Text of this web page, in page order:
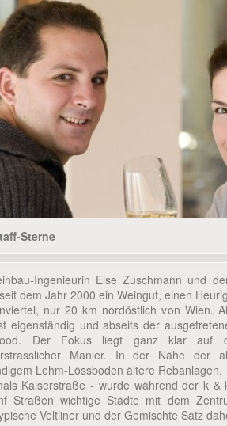
Sterne
Ingenieurin Else Zuschmann und
dem Jahr 2000 ein Weingut, einen
nur 20 km nordöstlich von Wien.
eigenständig und abseits der
Der Fokus liegt ganz klar auf
Manier. In der Nähe der
Lehm-Lössboden ältere
Kaiserstraße - wurde während der k
Straßen wichtige Städte mit dem
Veltliner und der Gemischte Satz